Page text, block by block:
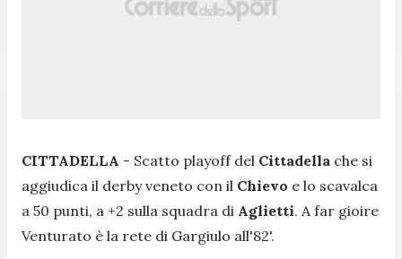
CITTADELLA - Scatto playoff del Cittadella che si
aggiudica il derby veneto con il Chievo e lo scavalca
a 50 punti, a +2 sulla squadra di Aglietti. A far gioire
Venturato è la rete di Gargiulo all'82'.